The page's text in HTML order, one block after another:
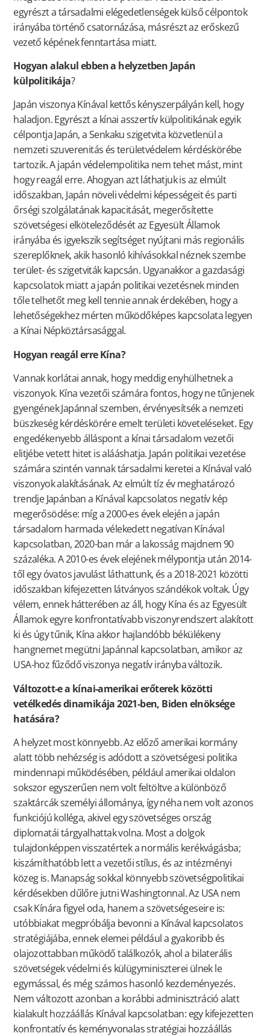
egyrészt a társadalmi elégedetlenségek külső célpontok
irányába történő csatornázása, másrészt az erőskezű
vezető képének fenntartása miatt.
Hogyan alakul ebben a helyzetben Japán
külpolitikája?
Japán viszonya Kínával kettős kényszerpályán kell, hogy
haladjon. Egyrészt a kínai asszertív külpolitikának egyik
célpontja Japán, a Senkaku szigetvita közvetlenül a
nemzeti szuverenitás és területvédelem kérdéskörébe
tartozik. A japán védelempolitika nem tehet mást, mint
hogy reagál erre. Ahogyan azt láthatjuk is az elmúlt
időszakban, Japán növeli védelmi képességeit és parti
őrségi szolgálatának kapacitását, megerősítette
szövetségesi elköteleződését az Egyesült Államok
irányába és igyekszik segítséget nyújtani más regionális
szereplőknek, akik hasonló kihívásokkal néznek szembe
terület- és szigetviták kapcsán. Ugyanakkor a gazdasági
kapcsolatok miatt a japán politikai vezetésnek minden
tőle telhetőt meg kell tennie annak érdekében, hogy a
lehetőségekhez mérten működőképes kapcsolata legyen
a Kínai Népköztársasággal.
Hogyan reagál erre Kína?
Vannak korlátai annak, hogy meddig enyhülhetnek a
viszonyok. Kína vezetői számára fontos, hogy ne tűnjenek
gyengének Japánnal szemben, érvényesítsék a nemzeti
büszkeség kérdéskörére emelt területi követeléseket. Egy
engedékenyebb álláspont a kínai társadalom vezetői
elitjébe vetett hitet is alááshatja. Japán politikai vezetése
számára szintén vannak társadalmi keretei a Kínával való
viszonyok alakításának. Az elmúlt tíz év meghatározó
trendje Japánban a Kínával kapcsolatos negatív kép
megerősödése: míg a 2000-es évek elején a japán
társadalom harmada vélekedett negatívan Kínával
kapcsolatban, 2020-ban már a lakosság majdnem 90
százaléka. A 2010-es évek elejének mélypontja után 2014-
től egy óvatos javulást láthattunk, és a 2018-2021 közötti
időszakban kifejezetten látványos szándékok voltak. Úgy
vélem, ennek hátterében az áll, hogy Kína és az Egyesült
Államok egyre konfrontatívabb viszonyrendszert alakított
ki és úgy tűnik, Kína akkor hajlandóbb békülékeny
hangnemet megütni Japánnal kapcsolatban, amikor az
USA-hoz fűződő viszonya negatív irányba változik.
Változott-e a kínai-amerikai erőterek közötti
vetélkedés dinamikája 2021-ben, Biden elnöksége
hatására?
A helyzet most könnyebb. Az előző amerikai kormány
alatt több nehézség is adódott a szövetségesi politika
mindennapi működésében, például amerikai oldalon
sokszor egyszerűen nem volt feltöltve a különböző
szaktárcák személyi állománya, így néha nem volt azonos
funkciójú kolléga, akivel egy szövetséges ország
diplomatái tárgyalhattak volna. Most a dolgok
tulajdonképpen visszatértek a normális kerékvágásba;
kiszámíthatóbb lett a vezetői stílus, és az intézményi
közeg is. Manapság sokkal könnyebb szövetségpolitikai
kérdésekben dűlőre jutni Washingtonnal. Az USA nem
csak Kínára figyel oda, hanem a szövetségeseire is:
utóbbiakat megpróbálja bevonni a Kínával kapcsolatos
stratégiájába, ennek elemei például a gyakoribb és
olajozottabban működő találkozók, ahol a bilaterális
szövetségek védelmi és külügyminiszterei ülnek le
egymással, és még számos hasonló kezdeményezés.
Nem változott azonban a korábbi adminisztráció alatt
kialakult hozzáállás Kínával kapcsolatban: egy kifejezetten
konfrontatív és keményvonalas stratégiai hozzáállás